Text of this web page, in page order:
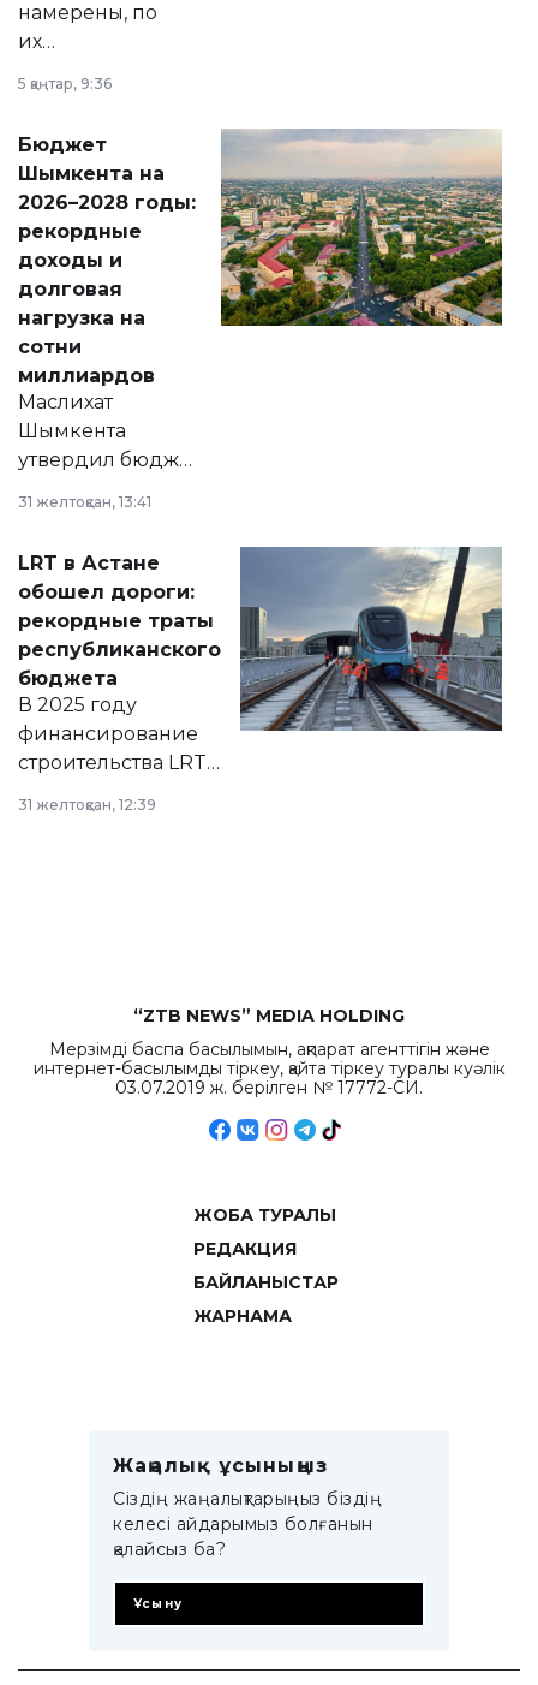
намерены, по
их
принести
народу
Венесуэлы.
5 қаңтар, 9:36
Бюджет
Шымкента на
2026–2028 годы:
рекордные
доходы и
долговая
нагрузка на
сотни
миллиардов
Маслихат
Шымкента
утвердил бюджет
2028 годы.
документ
появился в базе
нормативных
правовых актов и
на сайте маслихат
города.
31 желтоқсан, 13:41
LRT в Астане
обошел дороги:
рекордные траты
республиканского
бюджета
В 2025 году
финансирование
строительства LRT
республиканского
31 желтоқсан, 12:39
“ZTB NEWS” MEDIA HOLDING
Мерзімді баспа басылымын, ақпарат агенттігін және
интернет-басылымды тіркеу, қайта тіркеу туралы куәлік
03.07.2019 ж. берілген № 17772-СИ.
ЖОБА ТУРАЛЫ
РЕДАКЦИЯ
БАЙЛАНЫСТАР
ЖАРНАМА
Жаңалық ұсыныңыз
Сіздің жаңалықтарыңыз біздің
келесі айдарымыз болғанын
қалайсыз ба?
Ұсыну